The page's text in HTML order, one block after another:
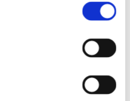
Sozialpädagogik
Ziel ist es,